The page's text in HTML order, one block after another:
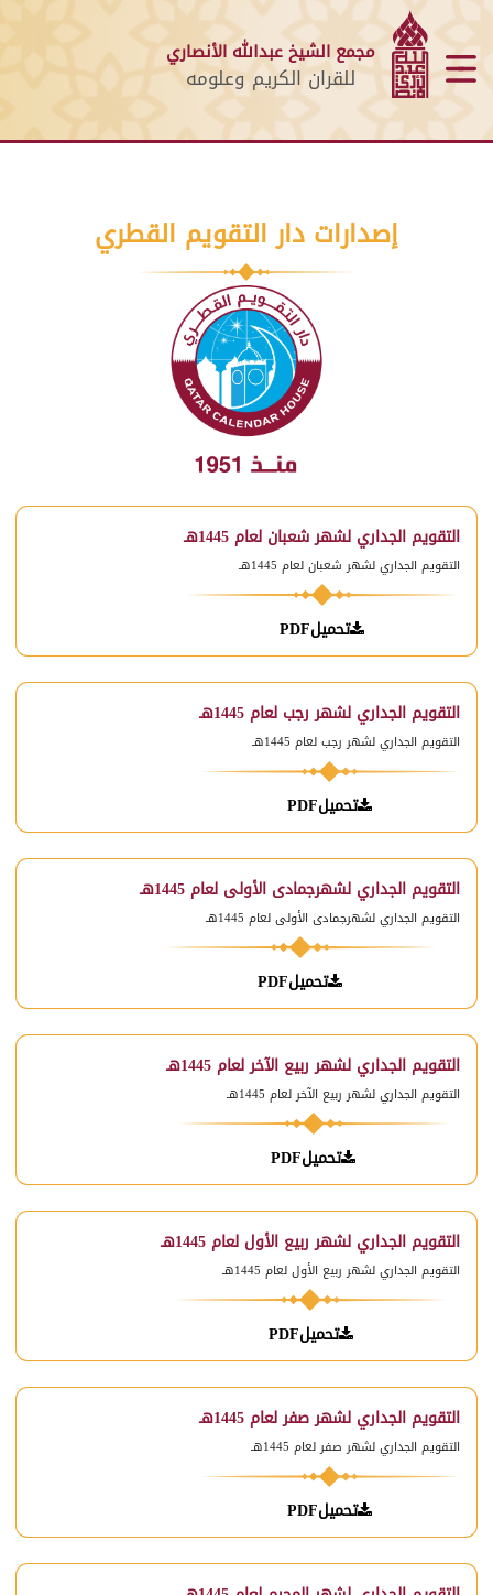
مجمع الشيخ عبدالله الأنصاري
للقران الكريم وعلومه
إصدارات دار التقويم القطري
التقويم الجداري لشهر شعبان لعام 1445هـ
التقويم الجداري لشهر شعبان لعام 1445هـ
تحميلPDF
التقويم الجداري لشهر رجب لعام 1445هـ
التقويم الجداري لشهر رجب لعام 1445هـ
تحميلPDF
التقويم الجداري لشهرجمادى الأولى لعام 1445هـ
التقويم الجداري لشهرجمادى الأولى لعام 1445هـ
تحميلPDF
التقويم الجداري لشهر ربيع الآخر لعام 1445هـ
التقويم الجداري لشهر ربيع الآخر لعام 1445هـ
تحميلPDF
التقويم الجداري لشهر ربيع الأول لعام 1445هـ
التقويم الجداري لشهر ربيع الأول لعام 1445هـ
تحميلPDF
التقويم الجداري لشهر صفر لعام 1445هـ
التقويم الجداري لشهر صفر لعام 1445هـ
تحميلPDF